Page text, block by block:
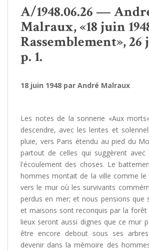
A/1948.06.26 —
Malraux, «18 juin
Rassemblement», 26
p. 1.
18 juin 1948 par André Malraux
Les notes de la sonnerie «Aux
descendre, avec les lentes et
pluie, vers Paris étendu au pied du
partout de celles qui suggèrent
l'écoulement des choses. Le
hommes montait de la ville comme le
vers le mur où les survivants
perdus en mer; et nous pensions que
et maisons sont reconquis par la forêt
lieux seront aussi dignes que ce mur
être encore debout sous ses
devenir dans la mémoire des